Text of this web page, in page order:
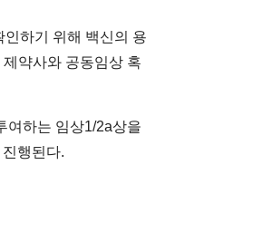
하기 위해 백신의 용
약사와 공동임상 혹
여하는 임상1/2a상을
행된다.